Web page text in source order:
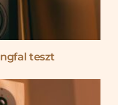
teszt